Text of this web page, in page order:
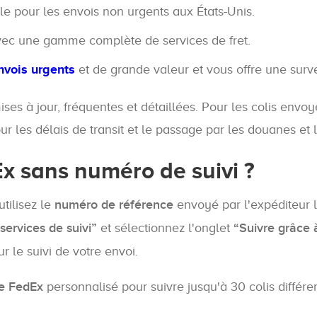
pour les envois non urgents aux États-Unis.
une gamme complète de services de fret.
urgents et de grande valeur et vous offre une
à jour, fréquentes et détaillées. Pour les colis
les délais de transit et le passage par les douanes et
sans numéro de suivi ?
le numéro de référence envoyé par l'expéditeur
de suivi” et sélectionnez l'onglet “Suivre grâce
le suivi de votre envoi.
FedEx personnalisé pour suivre jusqu'à 30 colis